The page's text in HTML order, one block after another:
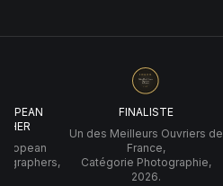
FINALISTE
Un des Meilleurs Ouvriers de
France,
Catégorie Photographie,
2026.